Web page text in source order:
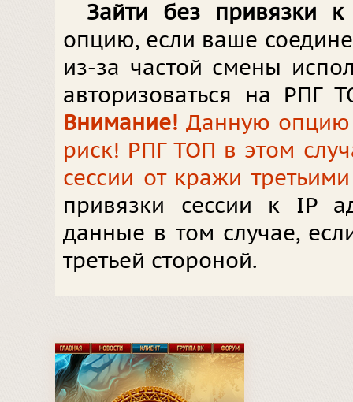
Зайти без привязки
опцию, если ваше
из-за частой смены
авторизоваться на РПГ
Внимание! Данную опцию
риск! РПГ ТОП в этом
сессии от кражи
привязки сессии к IP
данные в том случае,
третьей стороной.